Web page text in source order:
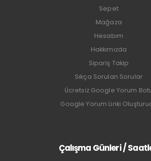
Sepet
Mağaza
Hesabım
Hakkımızda
Sipariş Takip
Sıkça Sorulan Sorular
Ücretsiz Google Yorum
Google Yorum Linki
Çalışma Günleri /